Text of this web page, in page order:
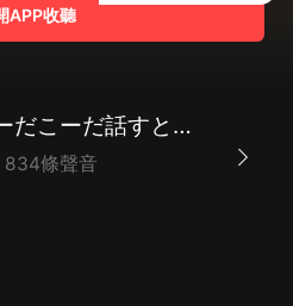
APP收聽
YURIのあーだこーだ話すとか話さないとか
834條聲音